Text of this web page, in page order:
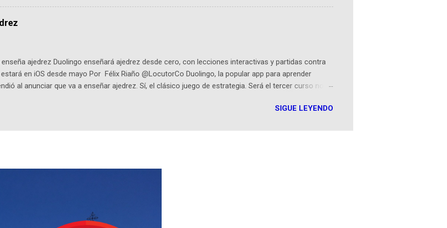
un personaje de gabán y sombrero que parecía sacado directamente de una novela de espías
-La colección Ricardo Espinosa: los cómics, las novelas y los libros reunidos por Richi hoy se
en la Biblioteca Luis Ángel Arango ¡Síguenos en nuestras Redes Sociales! Facebook:
ajedrez Duolingo enseñará ajedrez desde cero, con lecciones interactivas y partidas contra
en iOS desde mayo Por Félix Riaño @LocutorCo Duolingo, la popular app para aprender
al anunciar que va a enseñar ajedrez. Sí, el clásico juego de estrategia. Será el tercer curso no
primero en inglés. Los usuarios aprenderán desde lo más básico, como mover un alfil, hasta jugar
y ayudas visuales. ¿Será posible que una app que antes nos enseñó francés, ahora nos
SIGUE LEYENDO